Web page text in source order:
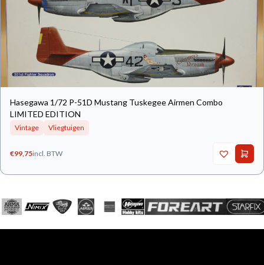
Hasegawa 1/72 P-51D Mustang Tuskegee Airmen Combo
LIMITED EDITION
Vintage Vliegtuigen
€99,75incl. BTW